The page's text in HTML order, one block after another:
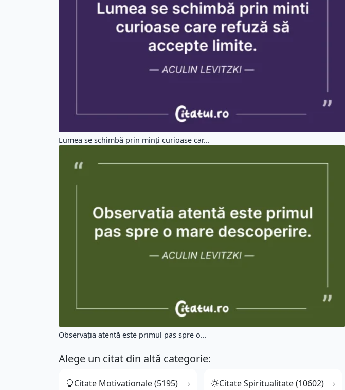
Lumea se schimbă prin minți curioase car...
Observația atentă este primul pas spre o...
Alege un citat din altă categorie:
Citate Motivationale (5195) Citate Spiritualitate (10602)